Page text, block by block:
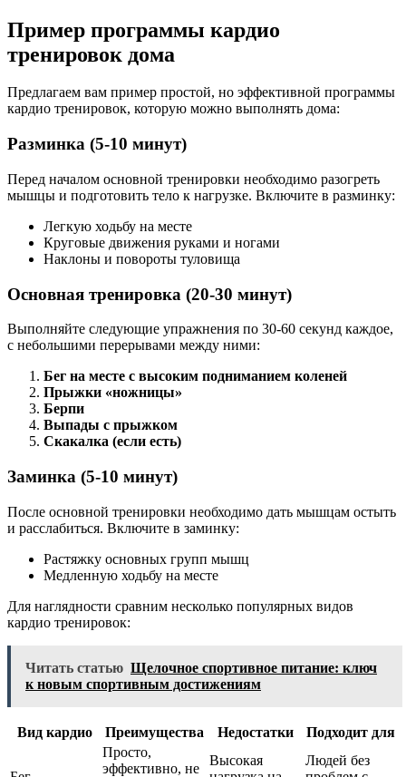
Пример программы кардио
тренировок дома
Предлагаем вам пример простой, но эффективной программы
кардио тренировок, которую можно выполнять дома:
Разминка (5-10 минут)
Перед началом основной тренировки необходимо разогреть
мышцы и подготовить тело к нагрузке. Включите в разминку:
Легкую ходьбу на месте
Круговые движения руками и ногами
Наклоны и повороты туловища
Основная тренировка (20-30 минут)
Выполняйте следующие упражнения по 30-60 секунд каждое,
с небольшими перерывами между ними:
Бег на месте с высоким подниманием коленей
Прыжки «ножницы»
Берпи
Выпады с прыжком
Скакалка (если есть)
Заминка (5-10 минут)
После основной тренировки необходимо дать мышцам остыть
и расслабиться. Включите в заминку:
Растяжку основных групп мышц
Медленную ходьбу на месте
Для наглядности сравним несколько популярных видов
кардио тренировок:
Читать статью Щелочное спортивное питание: ключ
к новым спортивным достижениям
Вид кардио Преимущества Недостатки Подходит для
Просто,
эффективно, не
Высокая
Людей без